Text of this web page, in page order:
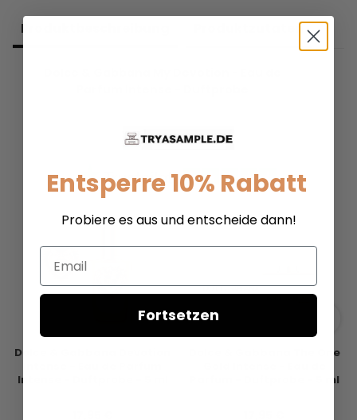
Produkt­beschreibung Produkt­zutaten
Dolce & Gabbana Devotion
Intense - Duftprobe - 5 ml
Dolce & Gabbana The One
Parfum - Duftprobe - 5 ml
Entsperre 10% Rabatt
Probiere es aus und entscheide dann!
Email
Fortsetzen